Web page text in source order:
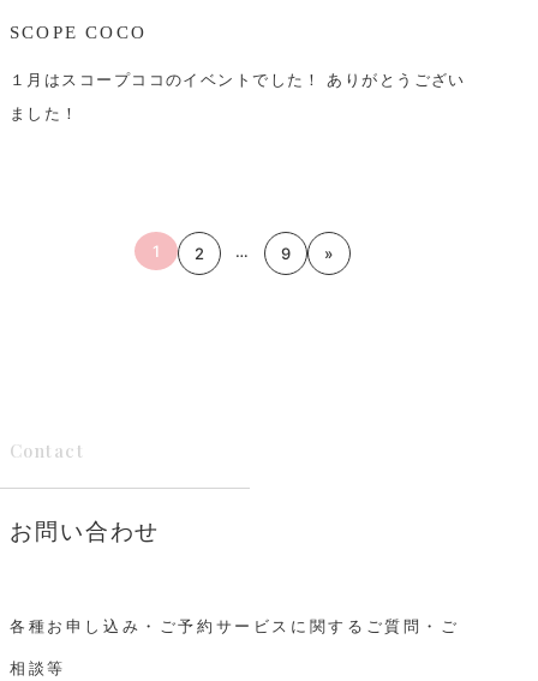
SCOPE COCO
１月はスコープココのイベントでした！ ありがとうござい
ました！
1 2 … 9 »
Contact
お問い合わせ
各種お申し込み・ご予約サービスに関するご質問・ご
相談等